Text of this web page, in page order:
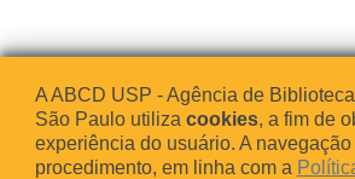
A ABCD USP - Agência de
São Paulo utiliza cookies, a fim de
experiência do usuário. A
procedimento, em linha com a